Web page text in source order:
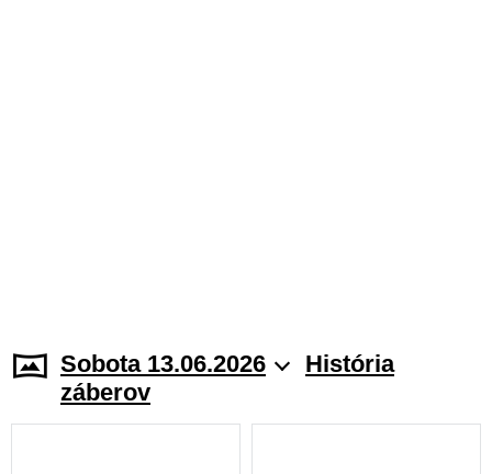
Sobota 13.06.2026
História
záberov